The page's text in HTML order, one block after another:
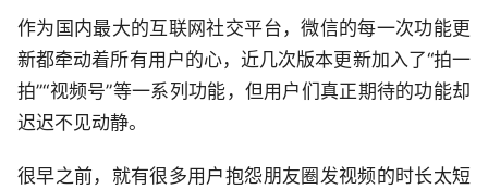
作为国内最大的互联网社交平台，微信的每一次功能更
新都牵动着所有用户的心，近几次版本更新加入了“拍一
拍”“视频号”等一系列功能，但用户们真正期待的功能却
迟迟不见动静。
很早之前，就有很多用户抱怨朋友圈发视频的时长太短